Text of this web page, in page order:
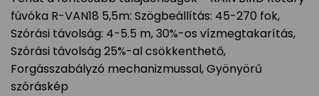
fúvóka R-VAN18 5,5m: Szögbeállítás: 45-270 fok,
Szórási távolság: 4-5.5 m, 30%-os vízmegtakarítás,
Szórási távolság 25%-al csökkenthető,
Forgásszabályzó mechanizmussal, Gyönyörű
szóráskép